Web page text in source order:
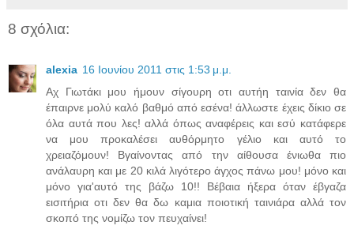
8 σχόλια:
alexia 16 Ιουνίου 2011 στις 1:53 μ.μ.
Αχ Γιωτάκι μου ήμουν σίγουρη οτι αυτήη ταινία δεν θα
έπαιρνε μολύ καλό βαθμό από εσένα! άλλωστε έχεις δίκιο σε
όλα αυτά που λες! αλλά όπως αναφέρεις και εσύ κατάφερε
να μου προκαλέσει αυθόρμητο γέλιο και αυτό το
χρειαζόμουν! Βγαίνοντας από την αίθουσα ένιωθα πιο
ανάλαυρη και με 20 κιλά λιγότερο άγχος πάνω μου! μόνο και
μόνο για'αυτό της βάζω 10!! Βέβαια ήξερα όταν έβγαζα
εισιτήρια οτι δεν θα δω καμια ποιοτική ταινιάρα αλλά τον
σκοπό της νομίζω τον πευχαίνει!